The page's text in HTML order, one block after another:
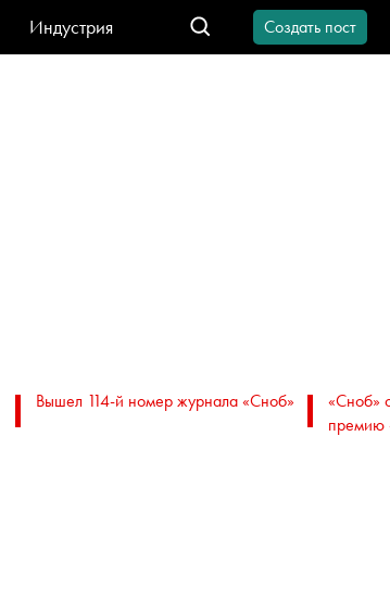
Индустрия
Создать пост
Вышел 114-й номер журнала «Сноб»
«Сноб»
премию